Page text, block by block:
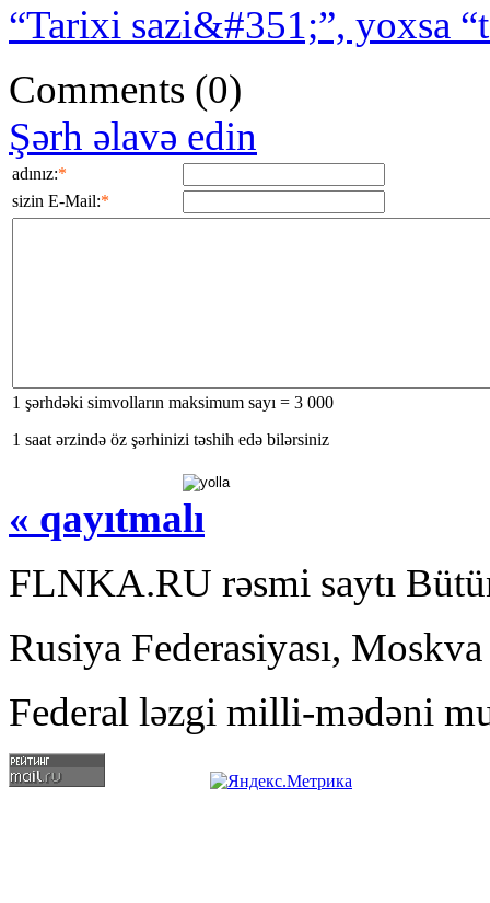
“Tarixi sazi&#351;”, yoxsa
Comments (0)
Şərh əlavə edin
adınız:*
sizin E-Mail:*
1 şərhdəki simvolların maksimum sayı = 3 000
1 saat ərzində öz şərhinizi təshih edə bilərsiniz
« qayıtmalı
FLNKA.RU rəsmi saytı
Rusiya Federasiyası,
Federal ləzgi milli-mədəni